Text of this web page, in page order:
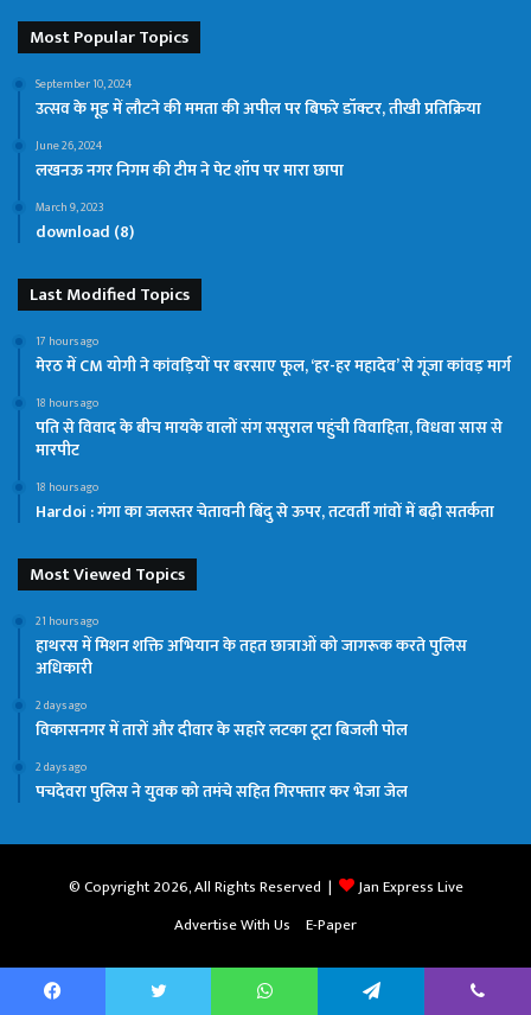
Most Popular Topics
September 10, 2024
उत्सव के मूड में लौटने की ममता की अपील पर बिफरे डॉक्टर, तीखी प्रतिक्रिया
June 26, 2024
लखनऊ नगर निगम की टीम ने पेट शॉप पर मारा छापा
March 9, 2023
download (8)
Last Modified Topics
17 hours ago
मेरठ में CM योगी ने कांवड़ियों पर बरसाए फूल, ‘हर-हर महादेव’ से गूंजा कांवड़ मार्ग
18 hours ago
पति से विवाद के बीच मायके वालों संग ससुराल पहुंची विवाहिता, विधवा सास से
मारपीट
18 hours ago
Hardoi : गंगा का जलस्तर चेतावनी बिंदु से ऊपर, तटवर्ती गांवों में बढ़ी सतर्कता
Most Viewed Topics
21 hours ago
हाथरस में मिशन शक्ति अभियान के तहत छात्राओं को जागरूक करते पुलिस
अधिकारी
2 days ago
विकासनगर में तारों और दीवार के सहारे लटका टूटा बिजली पोल
2 days ago
पचदेवरा पुलिस ने युवक को तमंचे सहित गिरफ्तार कर भेजा जेल
© Copyright 2026, All Rights Reserved |
Jan Express Live
Advertise With Us
E-Paper